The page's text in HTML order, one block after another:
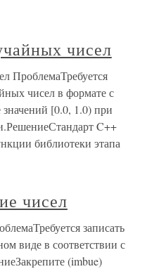
чисел
ПроблемаТребуется
чисел в формате с
[0.0, 1.0) при
C++
библиотеки этапа
чисел
записать
виде в соответствии с
(imbue)